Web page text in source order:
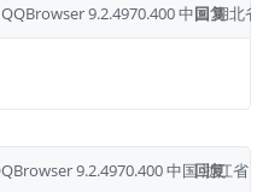
回复
QQBrowser 9.2.4970.400中国 湖北
回复
9.2.4970.400中国 浙江省